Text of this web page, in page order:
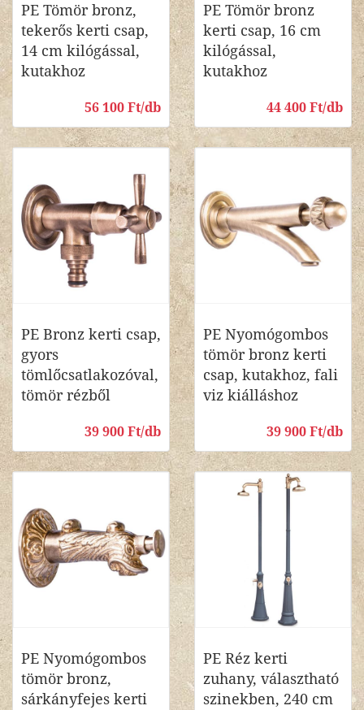
PE Tömör bronz,
tekerős kerti csap,
14 cm kilógással,
kutakhoz
56 100 Ft/db
PE Tömör bronz
kerti csap, 16 cm
kilógással,
kutakhoz
44 400 Ft/db
PE Bronz kerti csap,
gyors
tömlőcsatlakozóval,
tömör rézből
39 900 Ft/db
PE Nyomógombos
tömör bronz kerti
csap, kutakhoz, fali
viz kiálláshoz
39 900 Ft/db
PE Nyomógombos
tömör bronz,
sárkányfejes kerti
PE Réz kerti
zuhany, választható
szinekben, 240 cm